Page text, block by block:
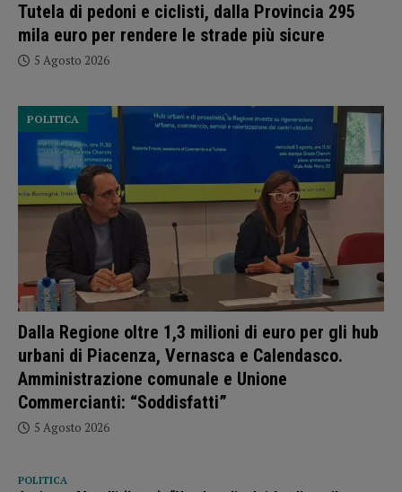
Tutela di pedoni e ciclisti, dalla Provincia 295
mila euro per rendere le strade più sicure
5 Agosto 2026
Dalla Regione oltre 1,3 milioni di euro per gli hub
urbani di Piacenza, Vernasca e Calendasco.
Amministrazione comunale e Unione
Commercianti: “Soddisfatti”
POLITICA
5 Agosto 2026
POLITICA